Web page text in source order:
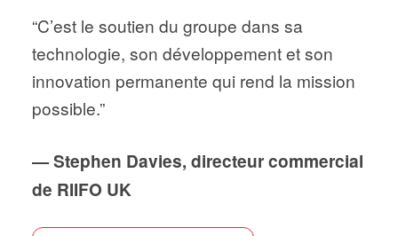
“C’est le soutien du groupe dans sa
technologie, son développement et son
innovation permanente qui rend la mission
possible.”
— Stephen Davies, directeur commercial
de RIIFO UK